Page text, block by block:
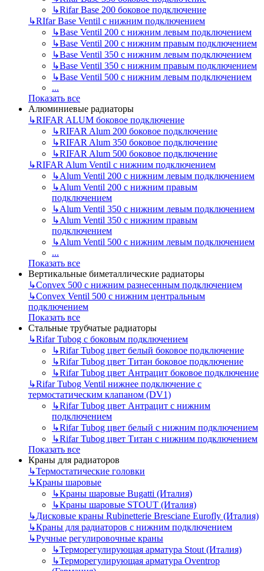
↳Rifar Base 200 боковое подключение
↳RIfar Base Ventil с нижним подключением
↳Base Ventil 200 с нижним левым подключением
↳Base Ventil 200 с нижним правым подключением
↳Base Ventil 350 с нижним левым подключением
↳Base Ventil 350 с нижним правым подключением
↳Base Ventil 500 с нижним левым подключением
...
Показать все
Алюминиевые радиаторы
↳RIFAR ALUM боковое подключение
↳RIFAR Alum 200 боковое подключение
↳RIFAR Alum 350 боковое подключение
↳RIFAR Alum 500 боковое подключение
↳RIFAR Alum Ventil с нижним подключением
↳Alum Ventil 200 с нижним левым подключением
↳Alum Ventil 200 с нижним правым
подключением
↳Alum Ventil 350 с нижним левым подключением
↳Alum Ventil 350 с нижним правым
подключением
↳Alum Ventil 500 с нижним левым подключением
...
Показать все
Вертикальные биметаллические радиаторы
↳Convex 500 с нижним разнесенным подключением
↳Convex Ventil 500 с нижним центральным
подключением
Показать все
Стальные трубчатые радиаторы
↳Rifar Tubog с боковым подключением
↳Rifar Tubog цвет белый боковое подключение
↳Rifar Tubog цвет Титан боковое подключение
↳Rifar Tubog цвет Антрацит боковое подключение
↳Rifar Tubog Ventil нижнее подключение с
термостатическим клапаном (DV1)
↳Rifar Tubog цвет Антрацит с нижним
подключением
↳Rifar Tubog цвет белый с нижним подключением
↳Rifar Tubog цвет Титан с нижним подключением
Показать все
Краны для радиаторов
↳Термостатические головки
↳Краны шаровые
↳Краны шаровые Bugatti (Италия)
↳Краны шаровые STOUT (Италия)
↳Дисковые краны Rubinetterie Bresciane Eurofly (Италия)
↳Краны для радиаторов с нижним подключением
↳Ручные регулировочные краны
↳Терморегулирующая арматура Stout (Италия)
↳Терморегулирующая арматура Oventrop